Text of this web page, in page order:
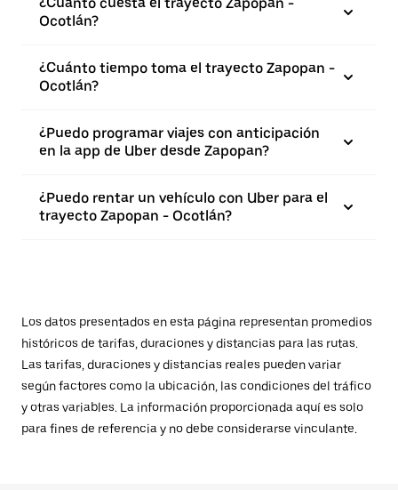
Ocotlán?
¿Cuánto tiempo toma el trayecto Zapopan -
Ocotlán?
¿Puedo programar viajes con anticipación
en la app de Uber desde Zapopan?
¿Puedo rentar un vehículo con Uber para el
trayecto Zapopan - Ocotlán?
Los datos presentados en esta página representan promedios
históricos de tarifas, duraciones y distancias para las rutas.
Las tarifas, duraciones y distancias reales pueden variar
según factores como la ubicación, las condiciones del tráfico
y otras variables. La información proporcionada aquí es solo
para fines de referencia y no debe considerarse vinculante.